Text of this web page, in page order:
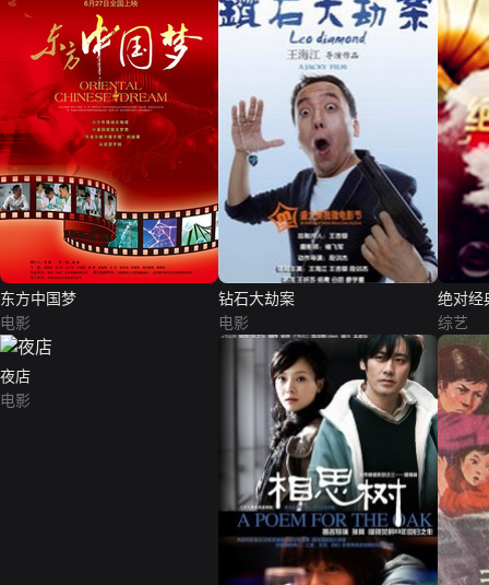
东方中国梦
电影
钻石大劫案
电影
绝对经
综艺
夜店
电影